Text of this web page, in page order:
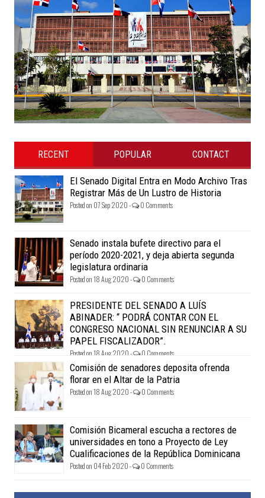
RECENT POPULAR CONTACT
El Senado Digital Entra en Modo Archivo Tras
Registrar Más de Un Lustro de Historia
Posted on 07 Sep 2020 - 0 Comments
Senado instala bufete directivo para el
período 2020-2021, y deja abierta segunda
legislatura ordinaria
Posted on 18 Aug 2020 - 0 Comments
PRESIDENTE DEL SENADO A LUÍS
ABINADER: “ PODRÁ CONTAR CON EL
CONGRESO NACIONAL SIN RENUNCIAR A SU
PAPEL FISCALIZADOR”.
Posted on 18 Aug 2020 - 0 Comments
Comisión de senadores deposita ofrenda
florar en el Altar de la Patria
Posted on 18 Aug 2020 - 0 Comments
Comisión Bicameral escucha a rectores de
universidades en tono a Proyecto de Ley
Cualificaciones de la República Dominicana
Posted on 04 Feb 2020 - 0 Comments